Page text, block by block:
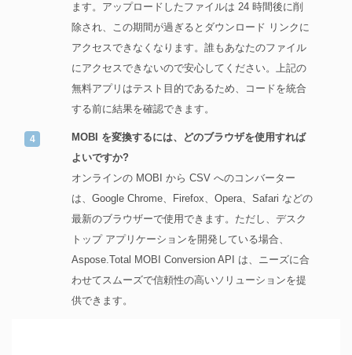
ます。アップロードしたファイルは 24 時間後に削
除され、この期間が過ぎるとダウンロード リンクに
アクセスできなくなります。誰もあなたのファイル
にアクセスできないので安心してください。上記の
無料アプリはテスト目的であるため、コードを統合
する前に結果を確認できます。
MOBI を変換するには、どのブラウザを使用すれば
よいですか?
オンラインの MOBI から CSV へのコンバーター
は、Google Chrome、Firefox、Opera、Safari などの
最新のブラウザーで使用できます。ただし、デスク
トップ アプリケーションを開発している場合、
Aspose.Total MOBI Conversion API は、ニーズに合
わせてスムーズで信頼性の高いソリューションを提
供できます。